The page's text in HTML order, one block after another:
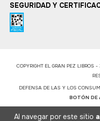
Al navegar por este sitio
SEGURIDAD Y
COPYRIGHT EL GRAN PEZ LIBROS
DEFENSA DE LAS Y LOS
BOTÓN DE